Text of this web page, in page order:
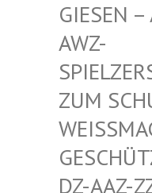
IESEN –
WZ-S
UM
-AAZ-ZZ-